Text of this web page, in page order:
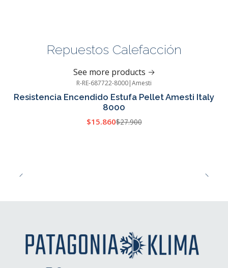
Repuestos Calefacción
See more products
-43%
OFF
R-RE-687722-8000|Amesti
Resistencia Encendido Estufa Pellet Amesti Italy
8000
$15.860$27.900